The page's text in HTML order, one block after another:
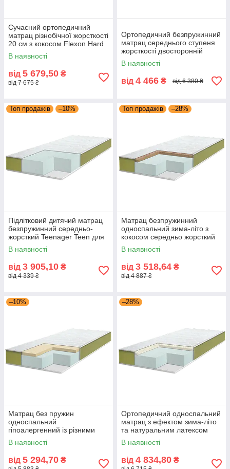
Сучасний ортопедичний
матрац різнобічної жорсткості
20 см з кокосом Flexon Hard
Cocos About Flexi Eurosleep
В наявності
від 5 679,50 ₴
від 7 675 ₴
Ортопедичний безпружинний
матрац середнього ступеня
жорсткості двосторонній
Flexon About Flexi 17 см
Eurosleep
В наявності
від 4 466 ₴ від 6 380 ₴
Топ продажів –10%
Підлітковий дитячий матрац
безпружинний середньо-
жорсткий Teenager Teen для
односпального ліжка 11 см
Eurosleep
В наявності
від 3 905,10 ₴
від 4 339 ₴
Топ продажів –28%
Матрац безпружинний
односпальний зима-літо з
кокосом середньо жорсткий
12 см Teenager Teen Cocos
Eurosleep
В наявності
від 3 518,64 ₴
від 4 887 ₴
–10%
Матрац без пружин
односпальний
гіпоалергенний із різними
сторонами жорсткості
Teenager Teen Memory
В наявності
від 5 294,70 ₴
–28%
Ортопедичний односпальний
матрац з ефектом зима-літо
та натуральним латексом
Teenager Teen Latex
Eurosleep
В наявності
від 4 834,80 ₴